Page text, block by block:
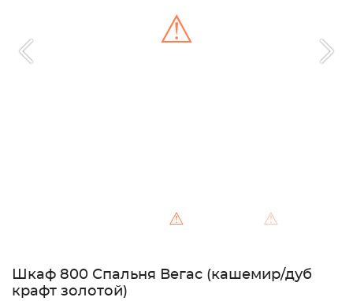
⚠ ⚠
⚠
Шкаф 800 Спальня Вегас (кашемир/дуб
крафт золотой)